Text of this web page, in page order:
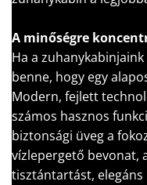
A minőségre
Ha a
benne, hogy egy
Modern, fejlett
számos hasznos
biztonsági üveg a
vízlepergető bevonat,
tisztántartást,